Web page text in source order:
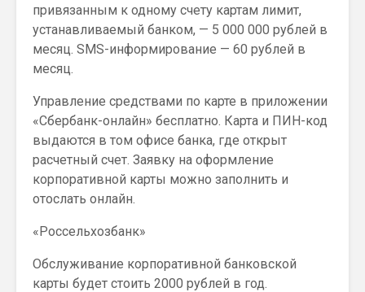
привязанным к одному счету картам лимит,
устанавливаемый банком, — 5 000 000 рублей в
месяц. SMS-информирование — 60 рублей в
месяц.
Управление средствами по карте в приложении
«Сбербанк-онлайн» бесплатно. Карта и ПИН-код
выдаются в том офисе банка, где открыт
расчетный счет. Заявку на оформление
корпоративной карты можно заполнить и
отослать онлайн.
«Россельхозбанк»
Обслуживание корпоративной банковской
карты будет стоить 2000 рублей в год.